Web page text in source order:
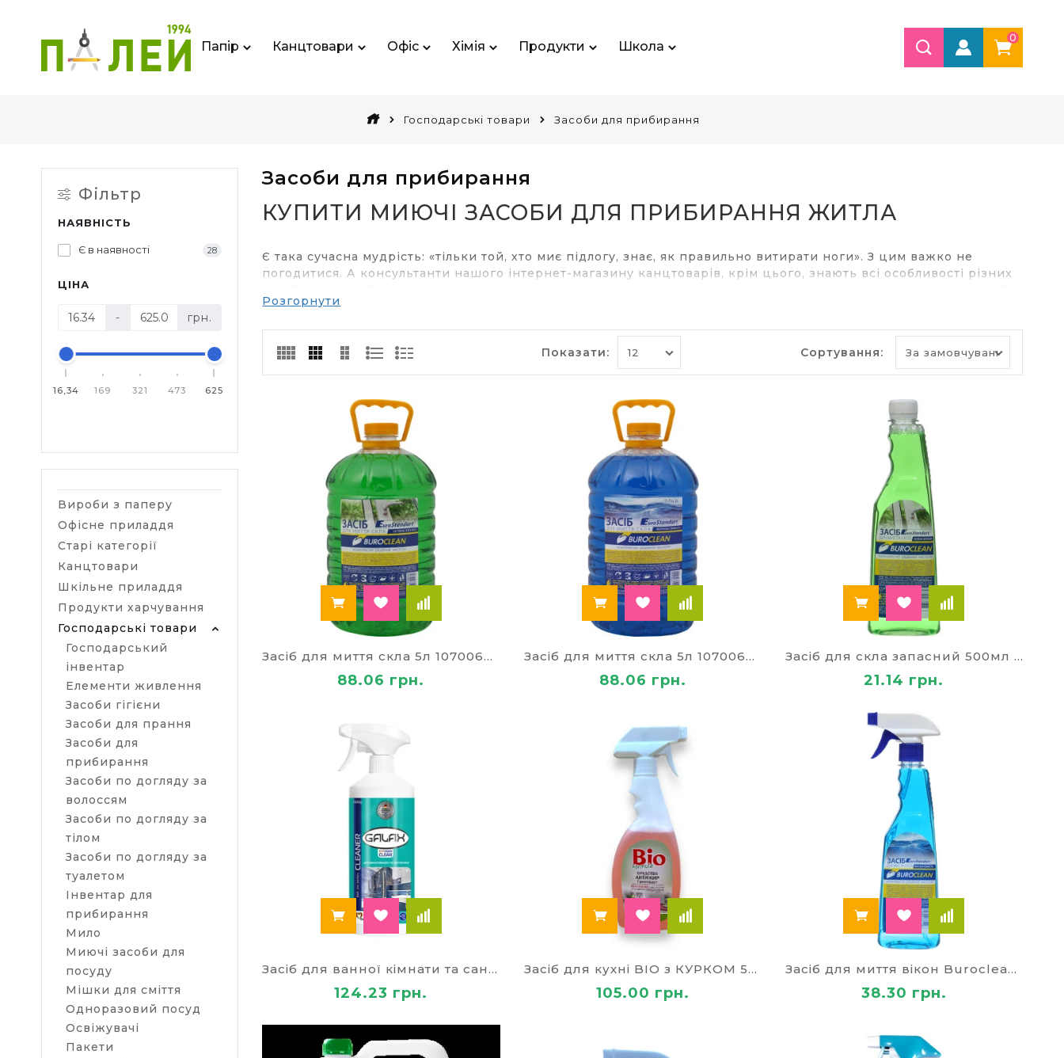
Папір Канцтовари Офіс Хімія Продукти Школа
0
Господарські товари Засоби для прибирання
Фільтр
НАЯВНІСТЬ
Є в наявності 28
ЦІНА
- грн.
16,34 169 321 473 625
Вироби з паперу
Офісне приладдя
Старі категорії
Канцтовари
Шкільне приладдя
Продукти харчування
Господарські товари
Господарський
інвентар
Елементи живлення
Засоби гігієни
Засоби для прання
Засоби для
прибирання
Засоби по догляду за
волоссям
Засоби по догляду за
тілом
Засоби по догляду за
туалетом
Інвентар для
прибирання
Мило
Миючі засоби для
посуду
Мішки для сміття
Одноразовий посуд
Освіжувачі
Пакети
Засоби для прибирання
КУПИТИ МИЮЧІ ЗАСОБИ ДЛЯ ПРИБИРАННЯ ЖИТЛА
Є така сучасна мудрість: «тільки той, хто миє підлогу, знає, як правильно витирати ноги». З цим важко не
погодитися. А консультанти нашого інтернет-магазину канцтоварів, крім цього, знають всі особливості різних
засоби для прибирання.
ЗАСОБИ ДЛЯ ПРИБИРАННЯ БУДИНКУ, ЯКІ ПОВИННІ БУТИ У
Уявити сьогоднішнє життя без різноманітних засобів для прибирання, зручних швабр, серветок, досить
складно. Що ж знадобиться в обов'язковому порядку? На нашій віртуальній вітрині представлено:
засоби для миття підлоги з різним покриттям;
засоби для миття скла, посуду, світильників;
рідина для миття вікон;
засоби для прибирання кухні;
змінні накладки для швабри;
миючі засоби для чищення килимових виробів;
засоби для полірування меблів, виведення плям, усунення накипу, цвілі.
КЛІНІНГ: ОСОБЛИВОСТІ ПРОФЕСІЙНИХ МИЮЧИХ ЗАСОБІВ
ДЛЯ ПРИБИРАННЯ
Клінінгові послуги сьогодні стали розвиненою індустрією. Оскільки професійний клінінг передбачає
прибирання приміщень різного ступеня складності, для цієї галузі надзвичайно важливим є застосування
якісних професійних засобів для прибирання.
Ресторани, кафе – використання екологічних засобів для прибирання у закладах громадського харчування.
Харчова промисловість – здоров'я споживачів не повинно постраждати внаслідок недбалого ставлення до
гігієни, вибору миючих засобів для прибирання.
Офіси – завдяки правильному вибору засобів для прибирання, чистота й порядок можуть стати важливим
компонентом іміджу компанії.
Готелі – вирішальне значення мають ефективні антибактеріальні засоби для прибирання приміщень,
раковин, дзеркал, душових кабін, ліфтів.
Промислові підприємства – використовуються дезінфікуючі засоби для прибирання приміщень різних
категорій, активні суміші для миття технічного обладнання, усунення запахів.
На відміну від побутових засобів для прибирання житла, професійні засоби для прибирання відрізняються
УНІВЕРСАЛЬНІ Й СПЕЦІАЛЬНІ
Розгорнути
Показати: Сортування:
Засіб для миття скла 5л 10700604
88.06 грн.
Засіб для миття скла 5л 10700605
88.06 грн.
Засіб для скла запасний 500мл 10700602
21.14 грн.
Засіб для ванної кімнати та сантех 500 гр
124.23 грн.
Засіб для кухні BIO з КУРКОМ 500 мл 80951
105.00 грн.
Засіб для миття вікон Buroclean 500мл
38.30 грн.